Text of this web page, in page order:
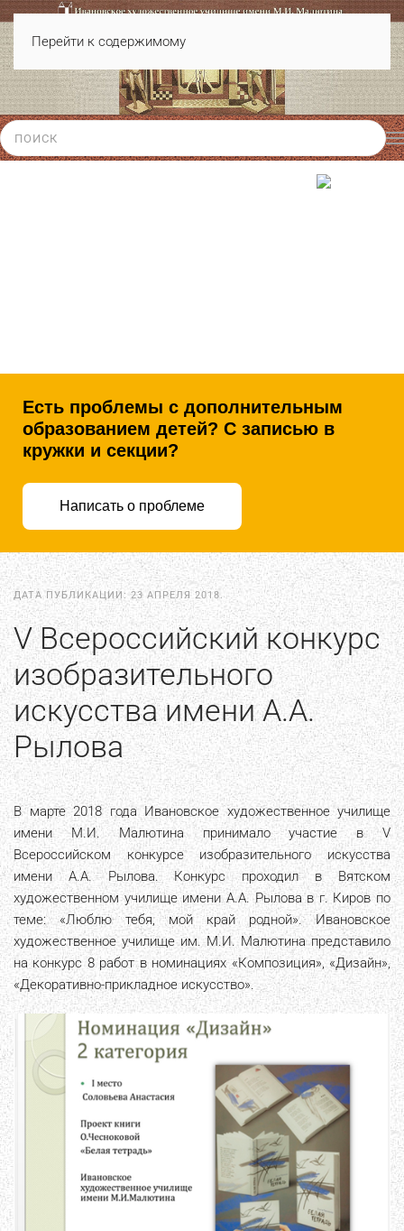
Перейти к содержимому
Есть проблемы с дополнительным
образованием детей? С записью в
кружки и секции?
Написать о проблеме
ДАТА ПУБЛИКАЦИИ:23 АПРЕЛЯ 2018.
V Всероссийский конкурс
изобразительного
искусства имени А.А.
Рылова
В марте 2018 года Ивановское художественное училище
имени М.И. Малютина принимало участие в V
Всероссийском конкурсе изобразительного искусства
имени А.А. Рылова. Конкурс проходил в Вятском
художественном училище имени А.А. Рылова в г. Киров по
теме: «Люблю тебя, мой край родной». Ивановское
художественное училище им. М.И. Малютина представило
на конкурс 8 работ в номинациях «Композиция», «Дизайн»,
«Декоративно-прикладное искусство».